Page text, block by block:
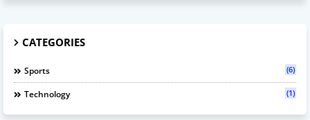
CATEGORIES
Sports (6)
Technology (1)